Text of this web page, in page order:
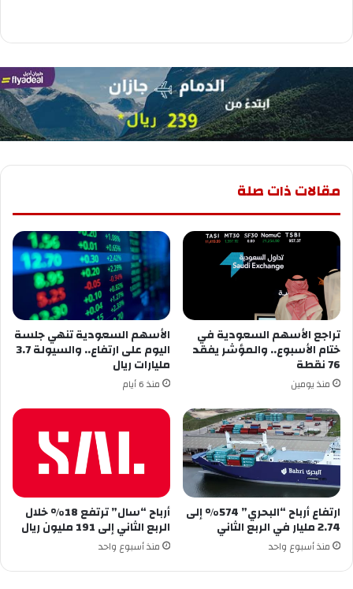
مقالات ذات صلة
تراجع الأسهم السعودية في
ختام الأسبوع.. والمؤشر يفقد
76 نقطة
منذ يومين
الأسهم السعودية تنهي جلسة
اليوم على ارتفاع.. والسيولة 3.7
مليارات ريال
منذ 6 أيام
ارتفاع أرباح “البحري” 574% إلى
2.74 مليار في الربع الثاني
منذ أسبوع واحد
أرباح “سال” ترتفع 18% خلال
الربع الثاني إلى 191 مليون ريال
منذ أسبوع واحد